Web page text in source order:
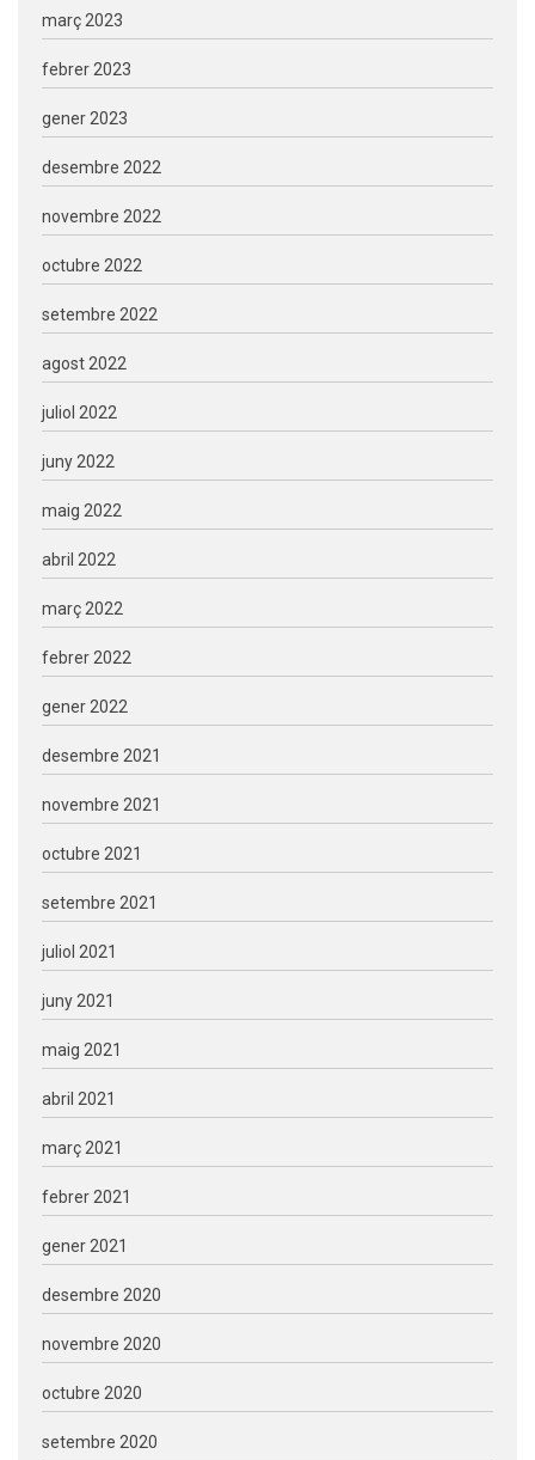
març 2023
febrer 2023
gener 2023
desembre 2022
novembre 2022
octubre 2022
setembre 2022
agost 2022
juliol 2022
juny 2022
maig 2022
abril 2022
març 2022
febrer 2022
gener 2022
desembre 2021
novembre 2021
octubre 2021
setembre 2021
juliol 2021
juny 2021
maig 2021
abril 2021
març 2021
febrer 2021
gener 2021
desembre 2020
novembre 2020
octubre 2020
setembre 2020